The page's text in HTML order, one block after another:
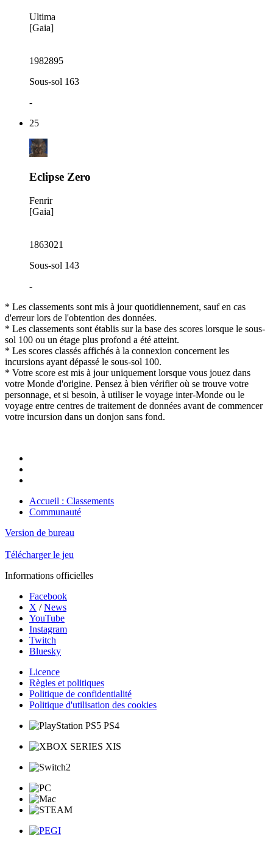
Ultima
[Gaia]
1982895
Sous-sol 163
-
25
Eclipse Zero
Fenrir
[Gaia]
1863021
Sous-sol 143
-
* Les classements sont mis à jour quotidiennement, sauf en cas
d'erreur lors de l'obtention des données.
* Les classements sont établis sur la base des scores lorsque le sous-
sol 100 ou un étage plus profond a été atteint.
* Les scores classés affichés à la connexion concernent les
incursions ayant dépassé le sous-sol 100.
* Votre score est mis à jour uniquement lorsque vous jouez dans
votre Monde d'origine. Pensez à bien vérifier où se trouve votre
personnage, et si besoin, à utiliser le voyage inter-Monde ou le
voyage entre centres de traitement de données avant de commencer
votre incursion dans un donjon sans fond.
Accueil : Classements
Communauté
Version de bureau
Télécharger le jeu
Informations officielles
Facebook
X /News
YouTube
Instagram
Twitch
Bluesky
Licence
Règles et politiques
Politique de confidentialité
Politique d'utilisation des cookies